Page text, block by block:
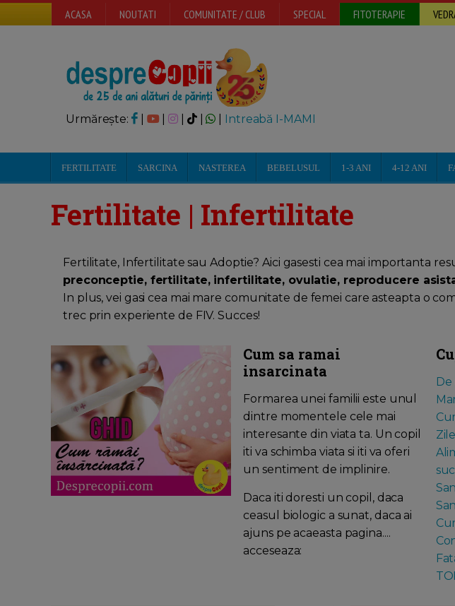
ACASA NOUTATI COMUNITATE / CLUB SPECIAL FITOTERAPIE
Urmărește: | | Intreabă I-MAMI
FERTILITATE SARCINA NASTEREA BEBELUSUL 1-3 ANI 4-12 ANI
Fertilitate | Infertilitate
Fertilitate, Infertilitate sau Adoptie? Aici gasesti cea mai importanta
preconceptie, fertilitate, infertilitate, ovulatie, reproducere
In plus, vei gasi cea mai mare comunitate de femei care asteapta o
trec prin experiente de FIV. Succes!
Cum sa ramai
insarcinata
Formarea unei familii este unul
dintre momentele cele mai
interesante din viata ta. Un copil
iti va schimba viata si iti va oferi
un sentiment de implinire.
Daca iti doresti un copil, daca
ceasul biologic a sunat, daca ai
ajuns pe acaeasta pagina....
acceseaza: